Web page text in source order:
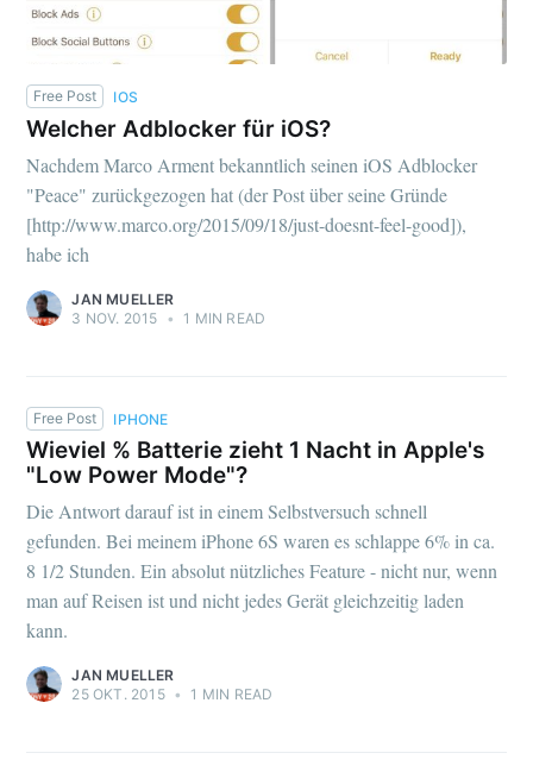
Free Post IOS
Welcher Adblocker für iOS?
Nachdem Marco Arment bekanntlich seinen iOS Adblocker
"Peace" zurückgezogen hat (der Post über seine Gründe
[http://www.marco.org/2015/09/18/just-doesnt-feel-good]),
habe ich
JAN MUELLER
3 NOV. 2015 • 1 MIN READ
Free Post IPHONE
Wieviel % Batterie zieht 1 Nacht in Apple's
"Low Power Mode"?
Die Antwort darauf ist in einem Selbstversuch schnell
gefunden. Bei meinem iPhone 6S waren es schlappe 6% in ca.
8 1/2 Stunden. Ein absolut nützliches Feature - nicht nur, wenn
man auf Reisen ist und nicht jedes Gerät gleichzeitig laden
kann.
JAN MUELLER
25 OKT. 2015 • 1 MIN READ